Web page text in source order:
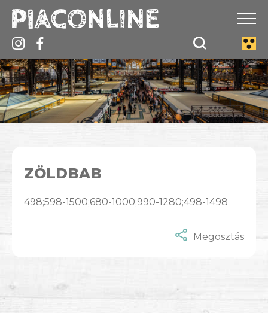
ZÖLDBAB
498;598-1500;680-1000;990-1280;498-1498
Megosztás